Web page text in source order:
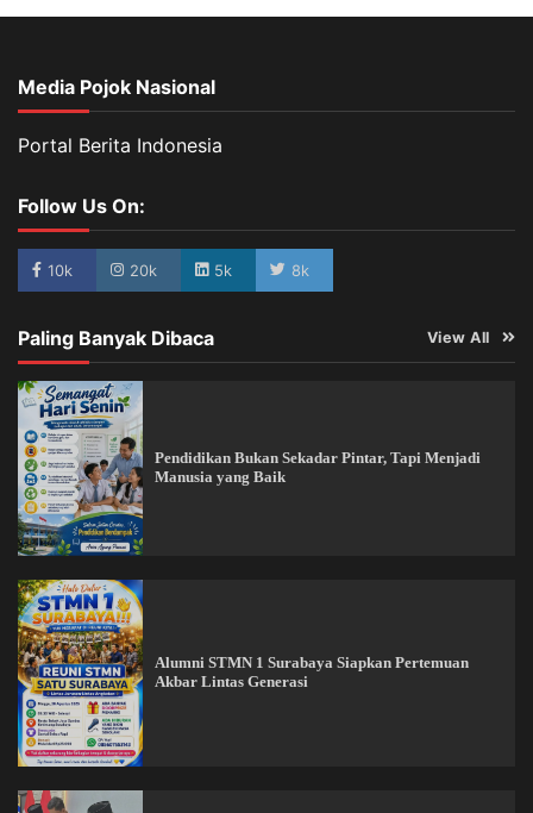
Media Pojok Nasional
Portal Berita Indonesia
Follow Us On:
10k 20k 5k 8k
Paling Banyak Dibaca View All
Pendidikan Bukan Sekadar Pintar, Tapi Menjadi
Manusia yang Baik
Alumni STMN 1 Surabaya Siapkan Pertemuan
Akbar Lintas Generasi